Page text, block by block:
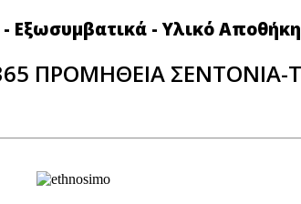
Εξωσυμβατικά - Υλικό
ΠΡΟΜΗΘΕΙΑ